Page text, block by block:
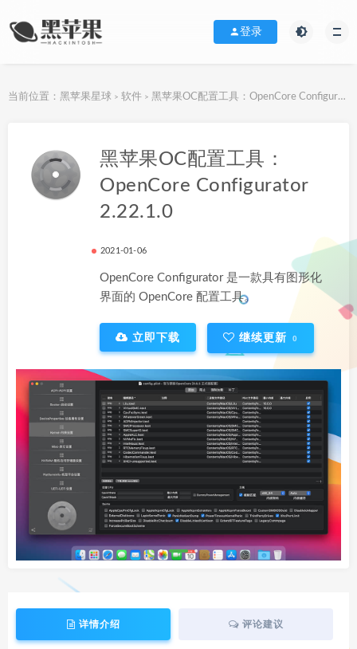
登录
当前位置： 黑苹果星球 > 软件 > 黑苹果OC配置工具：OpenCore Configurator 2.22.1.0
黑苹果OC配置工具：
OpenCore Configurator
2.22.1.0
2021-01-06
OpenCore Configurator 是一款具有图形化
界面的 OpenCore 配置工具。
立即下载 继续更新 0
详情介绍 评论建议